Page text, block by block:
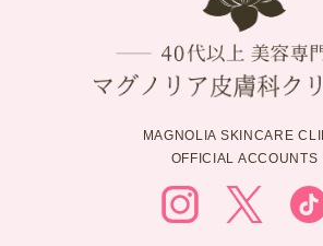
MAGNOLIA SKINCARE
OFFICIAL ACCOUNTS